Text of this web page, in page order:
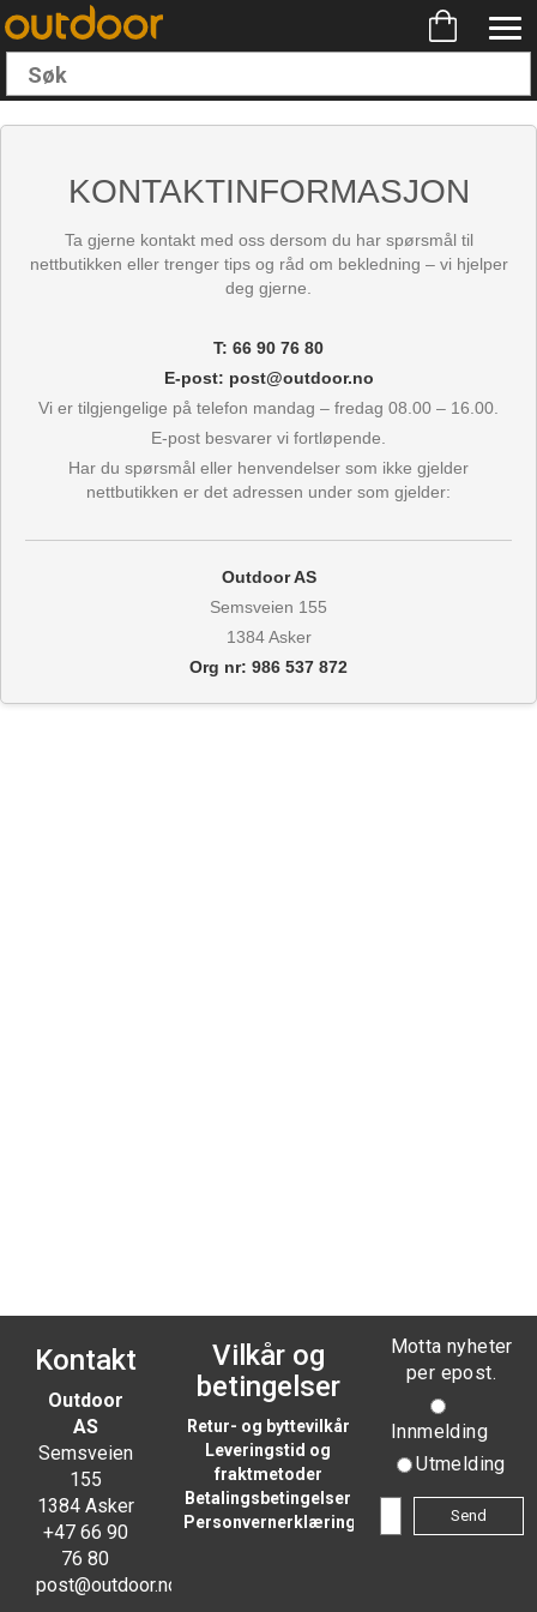
KONTAKTINFORMASJON
Ta gjerne kontakt med oss dersom du har spørsmål til
nettbutikken eller trenger tips og råd om bekledning – vi hjelper
deg gjerne.
T: 66 90 76 80
E-post: post@outdoor.no
Vi er tilgjengelige på telefon mandag – fredag 08.00 – 16.00.
E-post besvarer vi fortløpende.
Har du spørsmål eller henvendelser som ikke gjelder
nettbutikken er det adressen under som gjelder:
Outdoor AS
Semsveien 155
1384 Asker
Org nr: 986 537 872
Kontakt
Outdoor
AS
Semsveien
155
1384 Asker
+47 66 90
76 80
post@outdoor.no
Vilkår og
betingelser
Retur- og byttevilkår
Leveringstid og
fraktmetoder
Betalingsbetingelser
Personvernerklæring
Motta nyheter
per epost.
Innmelding
Utmelding